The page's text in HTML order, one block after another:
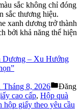
sắc không chỉ đóng
sắc thương hiệu.
xanh dương trở thành
bởi khả năng thể hiện
Dương – Xu Hướng
Tháng 8, 2026
Đăng
cao cấp, Hộp quà
hộp giấy theo yêu cầu